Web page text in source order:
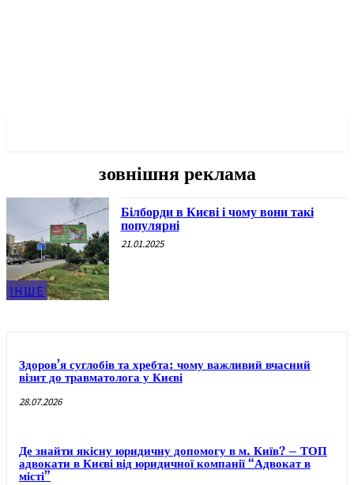
зовнішня реклама
ІНШЕ
Білборди в Києві і чому вони такі
популярні
21.01.2025
Здоров’я суглобів та хребта: чому важливий вчасний
візит до травматолога у Києві
28.07.2026
Де знайти якісну юридичну допомогу в м. Київ? – ТОП
адвокати в Києві від юридичної компанії “Адвокат в
місті”